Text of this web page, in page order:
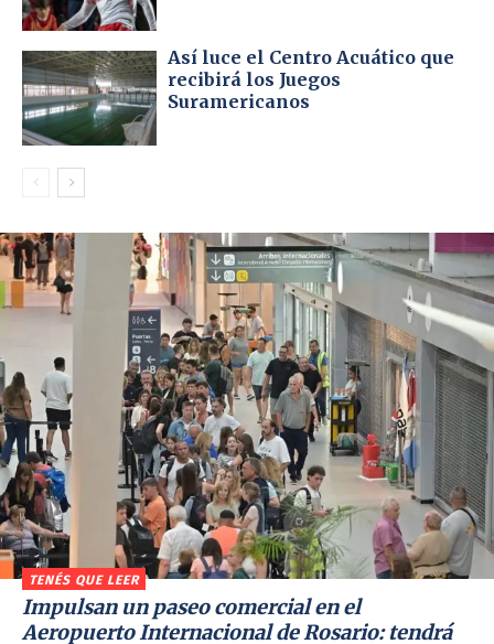
Así luce el Centro Acuático que
recibirá los Juegos
Suramericanos
TENÉS QUE LEER
Impulsan un paseo comercial en el
Aeropuerto Internacional de Rosario: tendrá